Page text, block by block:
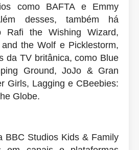
como BAFTA e Emmy
desses, também há
Rafi the Wishing Wizard,
the Wolf e Picklestorm,
da TV britânica, como Blue
Ground, JoJo & Gran
Girls, Lagging e CBeebies:
Globe.
BBC Studios Kids & Family